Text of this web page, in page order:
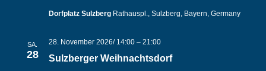
Dorfplatz Sulzberg Rathauspl., Sulzberg, Bayern, Germany
SA.
28 Sulzberger Weihnachtsdorf
28. November 2026/ 14:00– 21:00